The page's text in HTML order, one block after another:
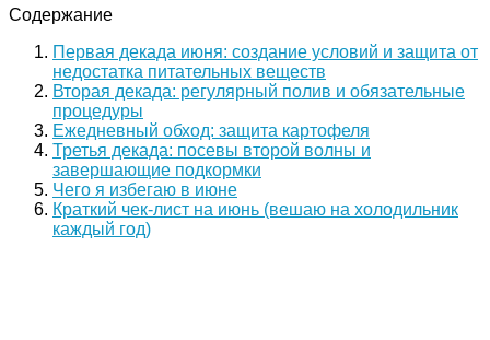
Содержание
Первая декада июня: создание условий и защита от
недостатка питательных веществ
Вторая декада: регулярный полив и обязательные
процедуры
Ежедневный обход: защита картофеля
Третья декада: посевы второй волны и
завершающие подкормки
Чего я избегаю в июне
Краткий чек-лист на июнь (вешаю на холодильник
каждый год)